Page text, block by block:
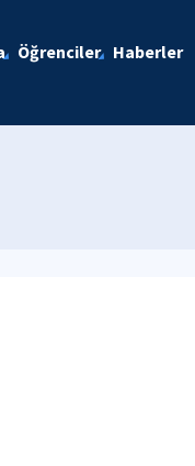
Öğrenciler Haberler